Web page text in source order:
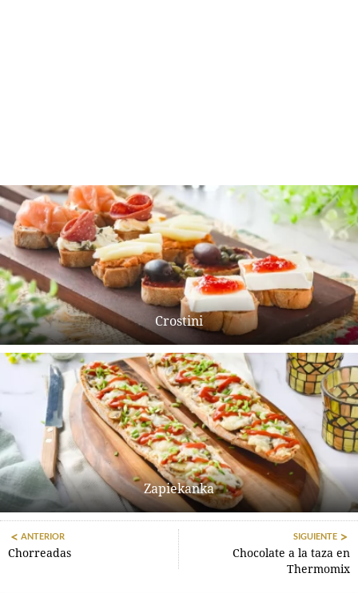
Crostini
Zapiekanka
ANTERIOR
Chorreadas
SIGUIENTE
Chocolate a la taza en
Thermomix